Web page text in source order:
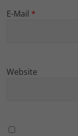
E-Mail *
Website